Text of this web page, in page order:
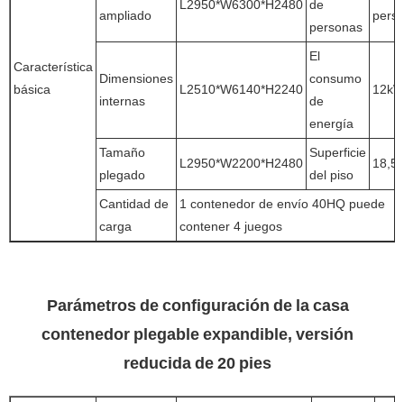
Característica
básica
ampliado
L2950*W6300*H2480 de
personas
Dimensiones
internas
L2510*W6140*H2240
El
consumo
de
energía
12kW
Tamaño
plegado
L2950*W2200*H2480
Superficie
del piso
Cantidad de
carga
1 contenedor de envío 40HQ puede
contener 4 juegos
Parámetros de configuración de la casa
contenedor plegable expandible, versión
reducida de 20 pies